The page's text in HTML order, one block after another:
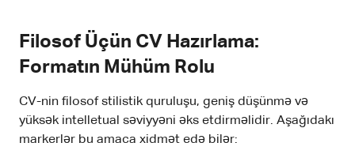
Filosof Üçün CV Hazırlama:
Formatın Mühüm Rolu
CV-nin filosof stilistik quruluşu, geniş düşünmə və
yüksək intelletual səviyyəni əks etdirməlidir. Aşağıdakı
markerlər bu amaca xidmət edə bilər: